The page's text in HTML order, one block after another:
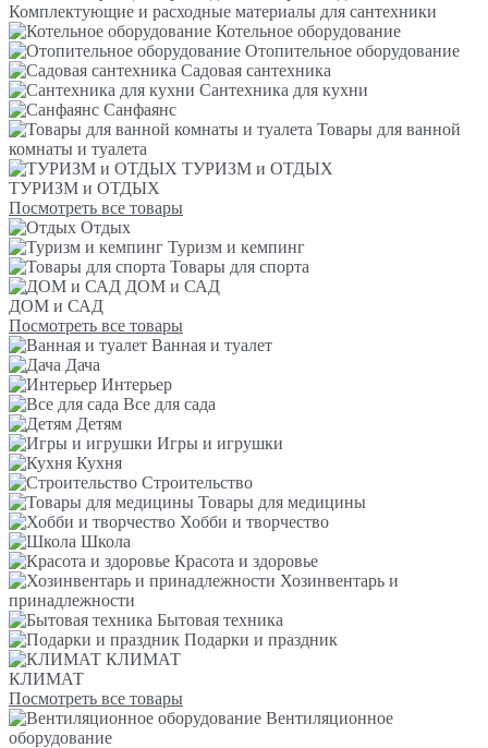
Комплектующие и расходные материалы для сантехники
Котельное оборудование
Отопительное оборудование
Садовая сантехника
Сантехника для кухни
Санфаянс
Товары для ванной
комнаты и туалета
ТУРИЗМ и ОТДЫХ
ТУРИЗМ и ОТДЫХ
Посмотреть все товары
Отдых
Туризм и кемпинг
Товары для спорта
ДОМ и САД
ДОМ и САД
Посмотреть все товары
Ванная и туалет
Дача
Интерьер
Все для сада
Детям
Игры и игрушки
Кухня
Строительство
Товары для медицины
Хобби и творчество
Школа
Красота и здоровье
Хозинвентарь и
принадлежности
Бытовая техника
Подарки и праздник
КЛИМАТ
КЛИМАТ
Посмотреть все товары
Вентиляционное
оборудование